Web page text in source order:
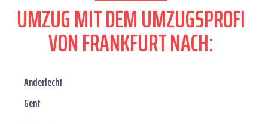
UMZUG MIT DEM UMZUGSPROFI
VON FRANKFURT NACH:
Anderlecht
Gent